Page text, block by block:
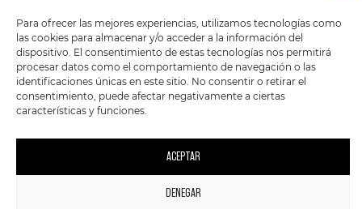
Para ofrecer las mejores experiencias, utilizamos tecnologías como
las cookies para almacenar y/o acceder a la información del
dispositivo. El consentimiento de estas tecnologías nos permitirá
procesar datos como el comportamiento de navegación o las
identificaciones únicas en este sitio. No consentir o retirar el
consentimiento, puede afectar negativamente a ciertas
características y funciones.
ACEPTAR
DENEGAR
POLÍTICA DE
PRIVACIDAD
TÉRMINOS Y
CONDICIONES
GENERALES DE LA
VENTA
POLÍTICA DE COOKIES
TIENDA
ESTILOS
FORMATOS
PREVENTAS
OFERTAS
MERCHANDISING
FOUR SKULLS